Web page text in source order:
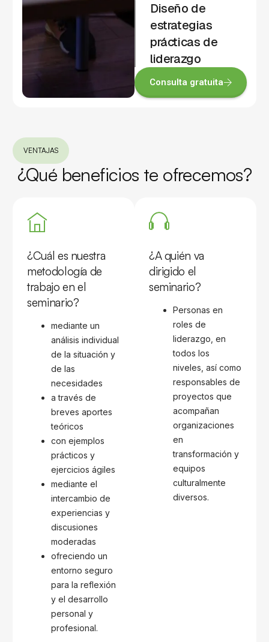
Diseño de
estrategias
prácticas de
liderazgo
Consulta gratuita
VENTAJAS
¿Qué beneficios te ofrecemos?
¿Cuál es nuestra
metodología de
trabajo en el
seminario?
mediante un
análisis individual
de la situación y
de las
necesidades
a través de
breves aportes
teóricos
con ejemplos
prácticos y
ejercicios ágiles
mediante el
intercambio de
experiencias y
discusiones
moderadas
ofreciendo un
entorno seguro
para la reflexión
y el desarrollo
personal y
profesional.
¿A quién va
dirigido el
seminario?
Personas en
roles de
liderazgo, en
todos los
niveles, así como
responsables de
proyectos que
acompañan
organizaciones
en
transformación y
equipos
culturalmente
diversos.